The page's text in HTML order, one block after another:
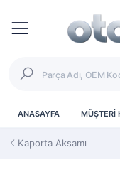
ANASAYFA MÜŞTERİ
Kaporta Aksamı